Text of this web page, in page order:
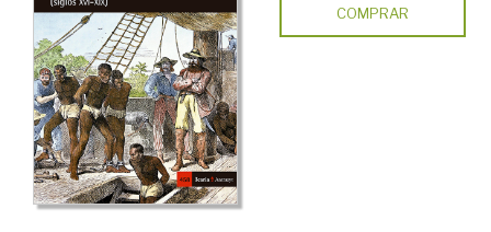
COMPRAR